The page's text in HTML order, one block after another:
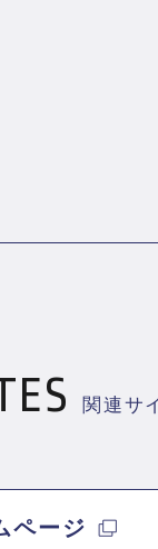
関連サ
ページ